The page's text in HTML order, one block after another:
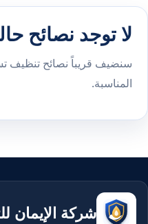
لا توجد نصائح
سنضيف قريباً نصائح تنظيف
المناسبة.
شركة الإيمان